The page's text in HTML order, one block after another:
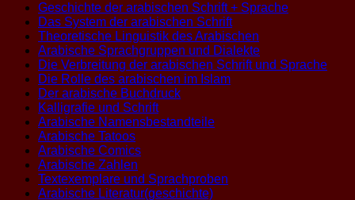
Geschichte der arabischen Schrift + Sprache
Das System der arabischen Schrift
Theoretische Linguistik des Arabischen
Arabische Sprachgruppen und Dialekte
Die Verbreitung der arabischen Schrift und Sprache
Die Rolle des arabischen im Islam
Der arabische Buchdruck
Kalligrafie und Schrift
Arabische Namensbestandteile
Arabische Tatoos
Arabische Comics
Arabische Zahlen
Textexemplare und Sprachproben
Arabische Literatur(geschichte)